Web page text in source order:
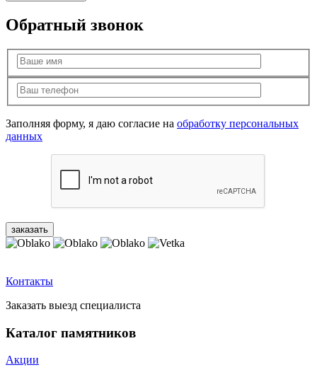
Обратный звонок
Заполняя форму, я даю согласие на обработку персональных
данных
Контакты
Заказать выезд специалиста
Каталог памятников
Акции